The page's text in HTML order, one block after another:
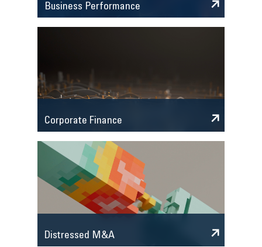
Business Performance
Corporate Finance
Distressed M&A